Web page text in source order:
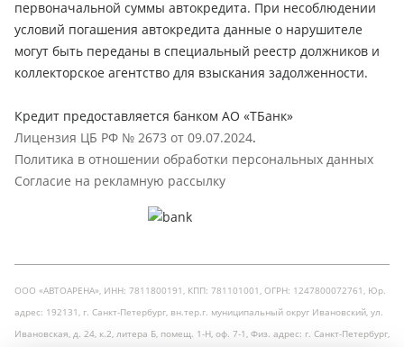
первоначальной суммы автокредита. При несоблюдении
условий погашения автокредита данные о нарушителе
могут быть переданы в специальный реестр должников и
коллекторское агентство для взыскания задолженности.
Кредит предоставляется банком АО «ТБанк»
Лицензия ЦБ РФ № 2673 от 09.07.2024.
Политика в отношении обработки персональных данных
Согласие на рекламную рассылку
ООО «АВТОАРЕНА», ИНН: 7811800191, КПП: 781101001, ОГРН: 1247800072761, Юр.
адрес: 192131, г. Санкт-Петербург, вн.тер.г. муниципальный округ Ивановский, ул.
Ивановская, д. 24, к.2, литера Б, помещ. 1-Н, оф. 7-1, Физ. адрес: г. Санкт-Петербург,